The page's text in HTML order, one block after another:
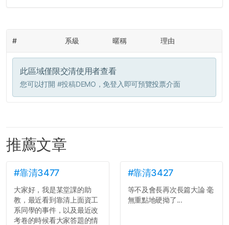
# 系級 暱稱 理由
此區域僅限交清使用者查看
您可以打開 #投稿DEMO ，免登入即可預覽投票介面
推薦文章
#靠清3477
大家好，我是某堂課的助
教，最近看到靠清上面資工
系同學的事件，以及最近改
考卷的時候看大家答題的情
#靠清3427
等不及會長再次長篇大論 毫
無重點地硬拗了...